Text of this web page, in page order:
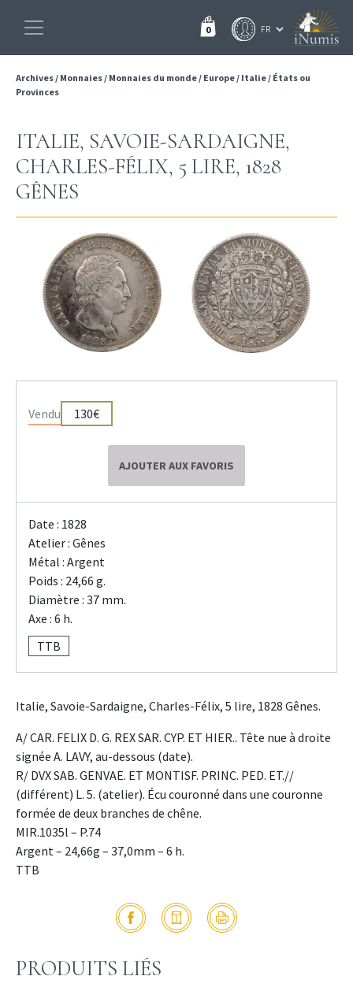
0
Archives/ Monnaies/ Monnaies du monde/ Europe/ Italie/ États ou
Provinces
ITALIE, SAVOIE-SARDAIGNE,
CHARLES-FÉLIX, 5 LIRE, 1828
GÊNES
Vendu 130€
AJOUTER AUX FAVORIS
Date : 1828
Atelier : Gênes
Métal : Argent
Poids : 24,66 g.
Diamètre : 37 mm.
Axe : 6 h.
TTB
Italie, Savoie-Sardaigne, Charles-Félix, 5 lire, 1828 Gênes.
A/ CAR. FELIX D. G. REX SAR. CYP. ET HIER.. Tête nue à droite
signée A. LAVY, au-dessous (date).
R/ DVX SAB. GENVAE. ET MONTISF. PRINC. PED. ET.//
(différent) L. 5. (atelier). Écu couronné dans une couronne
formée de deux branches de chêne.
MIR.1035l – P.74
Argent – 24,66g – 37,0mm – 6 h.
TTB
PRODUITS LIÉS